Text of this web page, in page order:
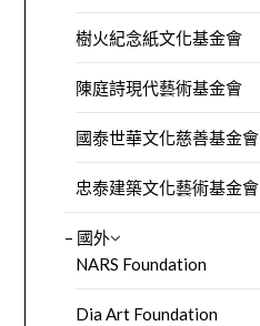
樹火紀念紙文化基金會
陳庭詩現代藝術基金會
國泰世華文化慈善基金會
忠泰建築文化藝術基金會
– 國外
NARS Foundation
Dia Art Foundation